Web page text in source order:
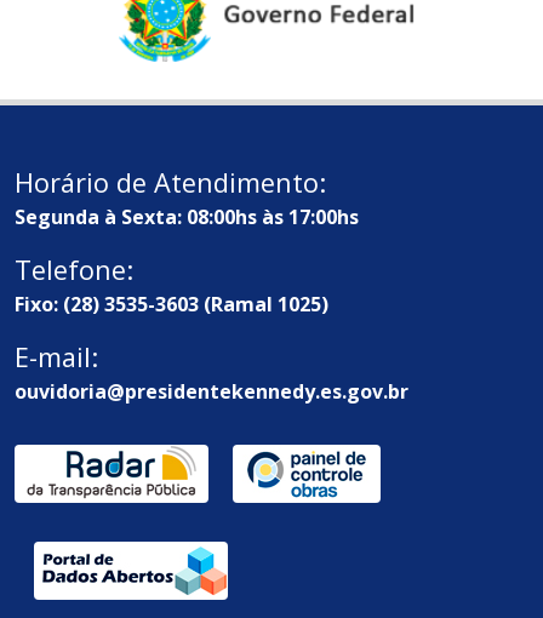
Horário de Atendimento:
Segunda à Sexta: 08:00hs às 17:00hs
Telefone:
Fixo: (28) 3535-3603 (Ramal 1025)
E-mail:
ouvidoria@presidentekennedy.es.gov.br